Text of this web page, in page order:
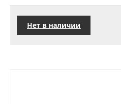
Нет в наличии